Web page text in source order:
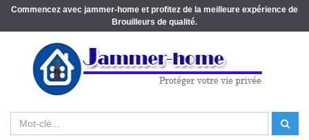
Commencez avec jammer-home et profitez de la meilleure expérience de
Brouilleurs de qualité.